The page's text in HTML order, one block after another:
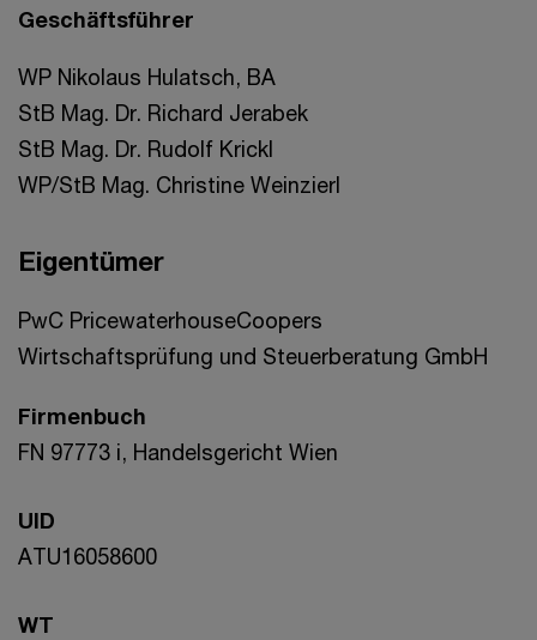
Geschäftsführer
WP Nikolaus Hulatsch, BA
StB Mag. Dr. Richard Jerabek
StB Mag. Dr. Rudolf Krickl
WP/StB Mag. Christine Weinzierl
Eigentümer
PwC PricewaterhouseCoopers
Wirtschaftsprüfung und Steuerberatung GmbH
Firmenbuch
FN 97773 i, Handelsgericht Wien
UID
ATU16058600
WT